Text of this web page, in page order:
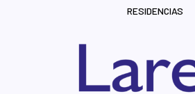
RESIDENCIAS